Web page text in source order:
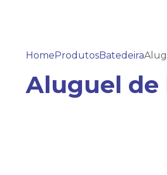
HomeProdutosBatedeira
Aluguel de